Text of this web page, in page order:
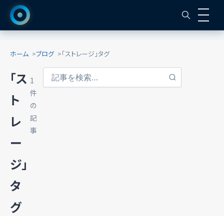
ホーム ブログ 「ストレージ」タグ
「ス
ト
レ
ー
ジ」
タ
グ
1
件
の
記
事